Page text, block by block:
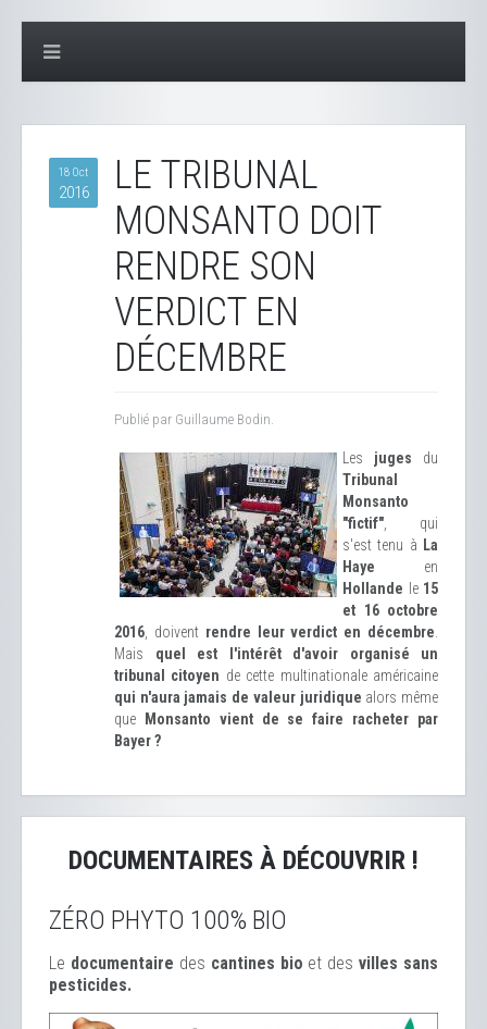
18 Oct
2016
LE TRIBUNAL
MONSANTO DOIT
RENDRE SON
VERDICT EN
DÉCEMBRE
Publié par Guillaume Bodin.
Les juges du
Tribunal
Monsanto
"fictif" , qui
s'est tenu à La
Haye en
Hollande le 15
et 16 octobre
2016 , doivent rendre leur verdict en décembre
Mais quel est l'intérêt d'avoir organisé un
tribunal citoyen de cette multinationale américaine
qui n'aura jamais de valeur juridique alors même
que
Monsanto vient de se faire racheter par
Bayer ?
DOCUMENTAIRES À DÉCOUVRIR !
ZÉRO PHYTO 100% BIO
Le documentaire des cantines bio et desvilles sans
pesticides.